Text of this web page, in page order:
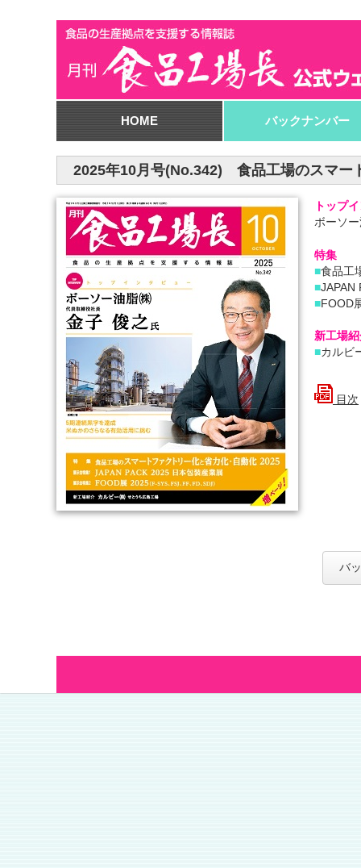
HOME バックナンバー
2025年10月号(No.342) 食品工場のスマー
トップ
ボーソ
特集
■食品工
■JAPAN
■FOOD
新工場
■カルビ
目次
バ